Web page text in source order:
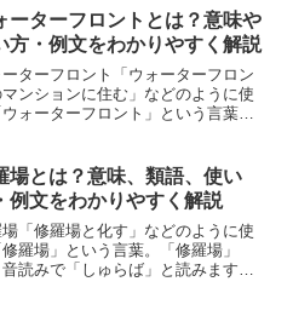
華絢爛」の意味や使い方や類語につ
、小説などの用例を紹...
ーターフロントとは？意味や
方・例文をわかりやすく解説
ーターフロント「ウォーターフロン
マンションに住む」などのように使
ウォーターフロント」という言葉。
ト」とは、どのような意味の言葉
うか？この...
場とは？意味、類語、使い
例文をわかりやすく解説
「修羅場と化す」などのように使
修羅場」という言葉。「修羅場」
読みで「しゅらば」と読みます。